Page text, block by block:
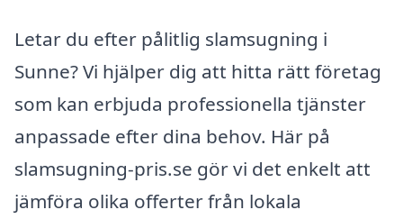
Letar du efter pålitlig slamsugning i
Sunne? Vi hjälper dig att hitta rätt företag
som kan erbjuda professionella tjänster
anpassade efter dina behov. Här på
slamsugning-pris.se gör vi det enkelt att
jämföra olika offerter från lokala